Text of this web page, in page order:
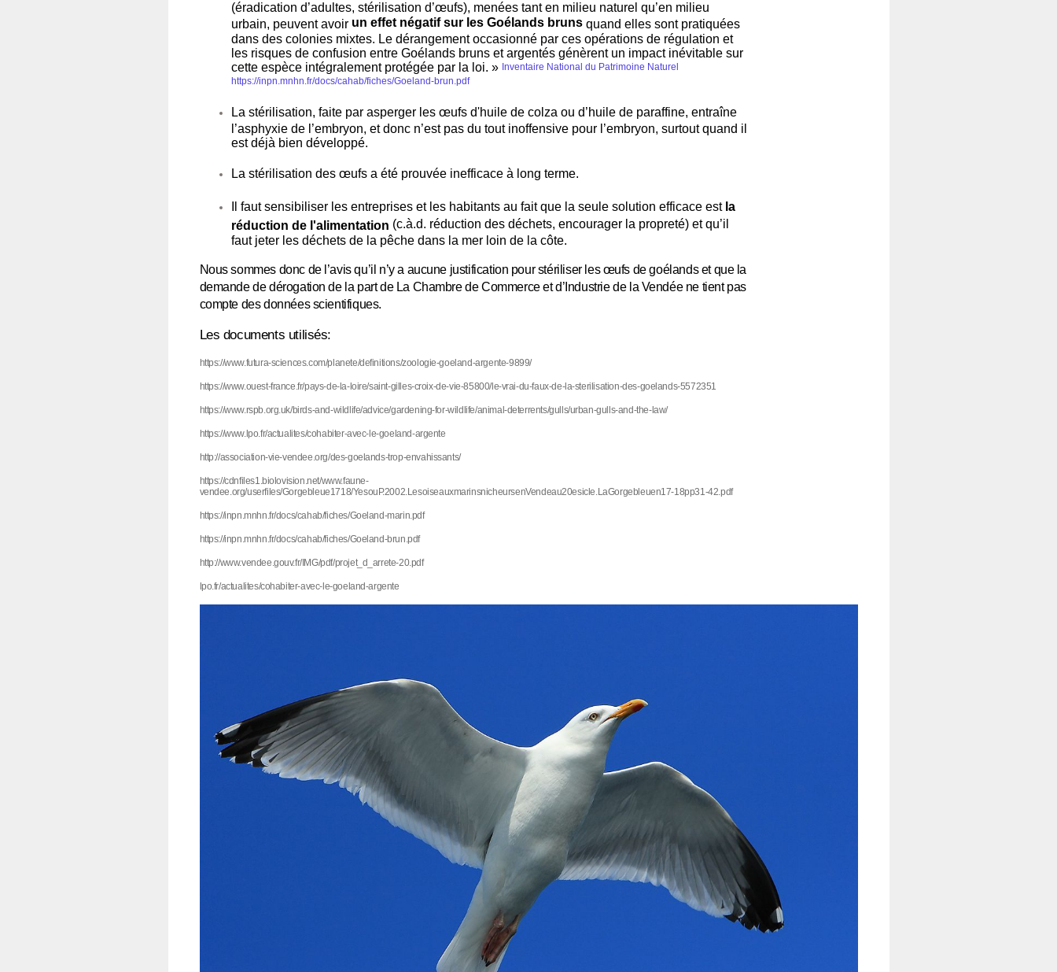
(éradication d’adultes, stérilisation d’œufs), menées tant en milieu naturel qu’en milieu
urbain, peuvent avoirun effet négatif sur les Goélands brunsquand elles sont pratiquées
dans des colonies mixtes. Le dérangement occasionné par ces opérations de régulation et
les risques de confusion entre Goélands bruns et argentés génèrent un impact inévitable sur
cette espèce intégralement protégée par la loi. » Inventaire National du Patrimoine Naturel
https://inpn.mnhn.fr/docs/cahab/fiches/Goeland-brun.pdf
La stérilisation, faite par asperger les œufs d'huile de colza ou d’huile de paraffine, entraîne
l’asphyxie de l’embryon, et donc n’est pas du tout inoffensive pour l’embryon, surtout quand il
est déjà bien développé.
La stérilisation des œufs a été prouvée inefficace à long terme.
Il faut sensibiliser les entreprises et les habitants au fait que la seule solution efficace est la
réduction de l'alimentation (c.à.d. réduction des déchets, encourager la propreté) et qu’il
faut jeter les déchets de la pêche dans la mer loin de la côte.
Nous sommes donc de l’avis qu’il n’y a aucune justification pour stériliser les œufs de goélands et que la
demande de dérogation de la part de La Chambre de Commerce et d’Industrie de la Vendée ne tient pas
compte des données scientifiques.
Les documents utilisés:
https://www.futura-sciences.com/planete/definitions/zoologie-goeland-argente-9899/
https://www.ouest-france.fr/pays-de-la-loire/saint-gilles-croix-de-vie-85800/le-vrai-du-faux-de-la-sterilisation-des-goelands-5572351
https://www.rspb.org.uk/birds-and-wildlife/advice/gardening-for-wildlife/animal-deterrents/gulls/urban-gulls-and-the-law/
https://www.lpo.fr/actualites/cohabiter-avec-le-goeland-argente
http://association-vie-vendee.org/des-goelands-trop-envahissants/
https://cdnfiles1.biolovision.net/www.faune-
vendee.org/userfiles/Gorgebleue1718/YesouP.2002.LesoiseauxmarinsnicheursenVendeau20esicle.LaGorgebleuen17-18pp31-42.pdf
https://inpn.mnhn.fr/docs/cahab/fiches/Goeland-marin.pdf
https://inpn.mnhn.fr/docs/cahab/fiches/Goeland-brun.pdf
http://www.vendee.gouv.fr/IMG/pdf/projet_d_arrete-20.pdf
lpo.fr/actualites/cohabiter-avec-le-goeland-argente